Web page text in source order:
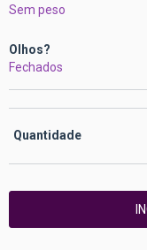
Sem peso
Olhos?
Fechados
Quantidade